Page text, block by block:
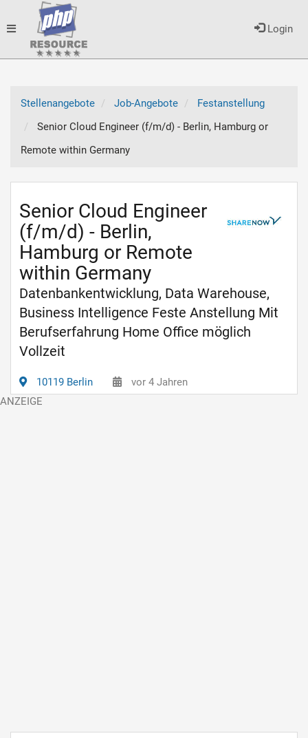
Login
Toggle
Stellenangebote
Job-Angebote
Festanstellung
Senior Cloud Engineer (f/m/d) - Berlin, Hamburg or
Remote within Germany
Senior Cloud Engineer
(f/m/d) - Berlin,
Hamburg or Remote
within Germany
Datenbankentwicklung, Data Warehouse,
Business Intelligence Feste Anstellung Mit
Berufserfahrung Home Office möglich
Vollzeit
10119 Berlin vor 4 Jahren